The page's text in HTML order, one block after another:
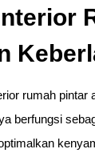
rumah
berfungsi